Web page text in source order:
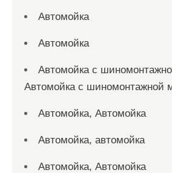
Автомойка
Автомойка
Автомойка с
Автомойка с шиномонтажной
Автомойка, Автомойка
Автомойка, автомойка
Автомойка, Автомойка